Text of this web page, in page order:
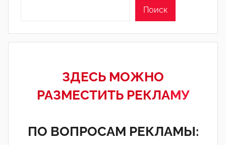
Поиск
ЗДЕСЬ МОЖНО
РАЗМЕСТИТЬ РЕКЛАМУ
ПО ВОПРОСАМ РЕКЛАМЫ: